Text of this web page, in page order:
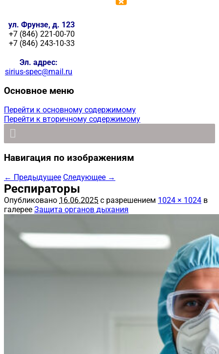
ул. Фрунзе, д. 123
+7 (846) 221-00-70
+7 (846) 243-10-33
Эл. адрес:
sirius-spec@mail.ru
Основное меню
Перейти к основному содержимому
Перейти к вторичному содержимому
Навигация по изображениям
← Предыдущее Следующее →
Респираторы
Опубликовано 16.06.2025 с разрешением 1024 × 1024 в
галерее Защита органов дыхания